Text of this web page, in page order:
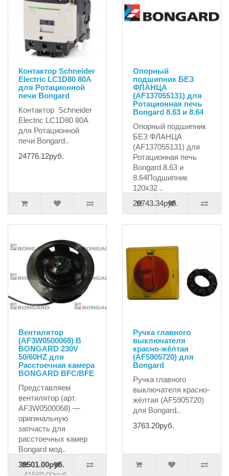
Контактор Schneider
Electric LC1D80 80А
для Ротационной
печи Bongard
Контактор Schneider
Electric LC1D80 80А
для Ротационной
печи Bongard..
24776.12руб.
Опорный
подшипник БЕЗ
ФЛАНЦА
(AF137055131) для
Ротационная печь
Bongard 8.63 и 8.64
Опорный подшипник
БЕЗ ФЛАНЦА
(AF137055131) для
Ротационная печь
Bongard 8.63 и
8.64Подшипник
120x32 ..
20743.34руб.
Вентилятор
(AF3W0500068) B
BONGARD 230V
50/60HZ для
Расстоечная камера
BONGARD BFC/BFE
Представляем
вентилятор (арт.
AF3W0500068) —
оригинальную
запчасть для
расстоечных камер
Bongard мод..
39501.00руб.
Ручка главного
выключателя
красно-жёлтая
(AF5905720) для
Bongard
Ручка главного
выключателя красно-
жёлтая (AF5905720)
для Bongard..
3763.20руб.